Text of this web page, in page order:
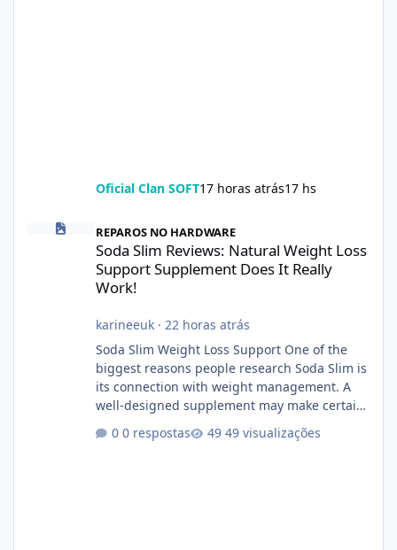
Oficial Clan SOFT17 horas atrás17 hs
REPAROS NO HARDWARE
Soda Slim Reviews: Natural Weight Loss
Support Supplement Does It Really
Work!
karineeuk· 22 horas atrás
Soda Slim Weight Loss Support One of the
biggest reasons people research Soda Slim is
its connection with weight management. A
well-designed supplement may make certain
maintain, depending on its ingredients and
0 respostas 49 visualizações